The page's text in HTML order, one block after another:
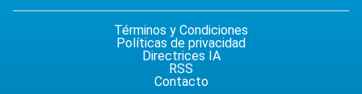
Términos y Condiciones
Políticas de privacidad
Directrices IA
RSS
Contacto